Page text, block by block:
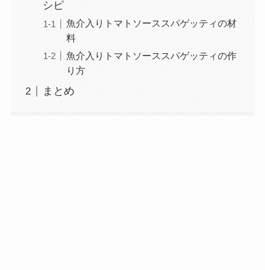
シピ
魚介入りトマトソーススパゲッティの材
料
魚介入りトマトソーススパゲッティの作
り方
まとめ